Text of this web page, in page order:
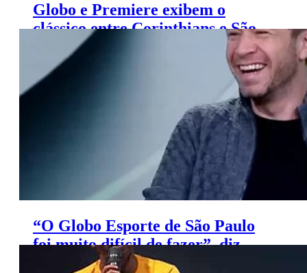
Globo e Premiere exibem o
clássico entre Corinthians e São
Paulo neste domingo
“O Globo Esporte de São Paulo
foi muito difícil de fazer”, diz
Tiago Leifert